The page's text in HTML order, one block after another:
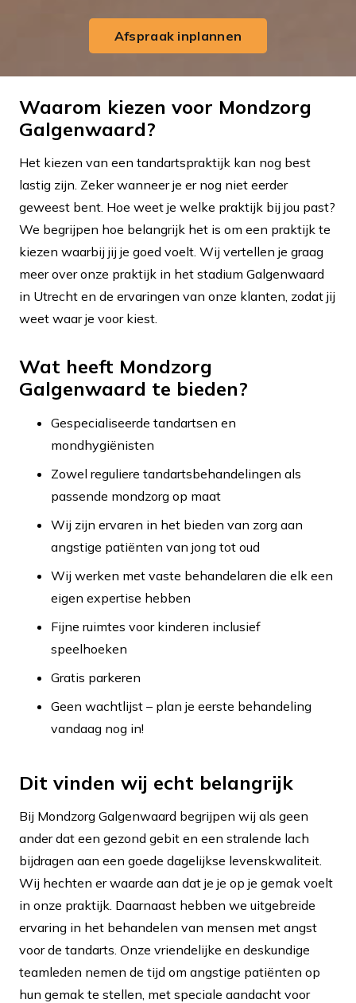
Afspraak inplannen
Waarom kiezen voor Mondzorg
Galgenwaard?
Het kiezen van een tandartspraktijk kan nog best
lastig zijn. Zeker wanneer je er nog niet eerder
geweest bent. Hoe weet je welke praktijk bij jou past?
We begrijpen hoe belangrijk het is om een praktijk te
kiezen waarbij jij je goed voelt. Wij vertellen je graag
meer over onze praktijk in het stadium Galgenwaard
in Utrecht en de ervaringen van onze klanten, zodat jij
weet waar je voor kiest.
Wat heeft Mondzorg
Galgenwaard te bieden?
Gespecialiseerde tandartsen en
mondhygiënisten
Zowel reguliere tandartsbehandelingen als
passende mondzorg op maat
Wij zijn ervaren in het bieden van zorg aan
angstige patiënten van jong tot oud
Wij werken met vaste behandelaren die elk een
eigen expertise hebben
Fijne ruimtes voor kinderen inclusief
speelhoeken
Gratis parkeren
Geen wachtlijst – plan je eerste behandeling
vandaag nog in!
Dit vinden wij echt belangrijk
Bij Mondzorg Galgenwaard begrijpen wij als geen
ander dat een gezond gebit en een stralende lach
bijdragen aan een goede dagelijkse levenskwaliteit.
Wij hechten er waarde aan dat je je op je gemak voelt
in onze praktijk. Daarnaast hebben we uitgebreide
ervaring in het behandelen van mensen met angst
voor de tandarts. Onze vriendelijke en deskundige
teamleden nemen de tijd om angstige patiënten op
hun gemak te stellen, met speciale aandacht voor